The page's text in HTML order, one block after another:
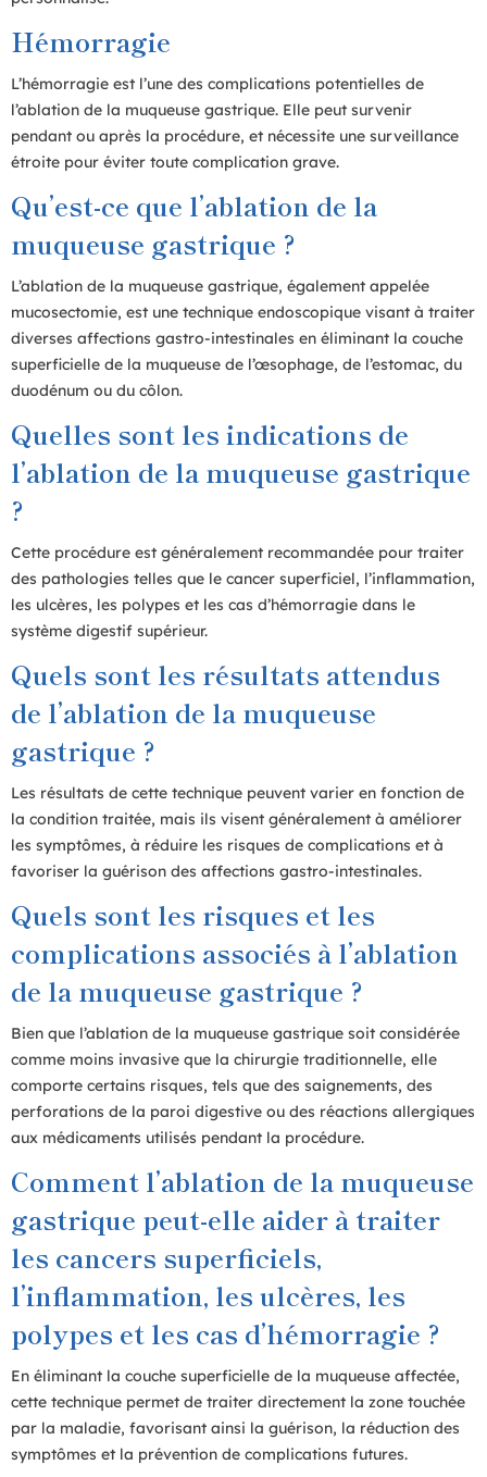
Hémorragie
L’hémorragie est l’une des complications potentielles de
l’ablation de la muqueuse gastrique. Elle peut survenir
pendant ou après la procédure, et nécessite une surveillance
étroite pour éviter toute complication grave.
Qu’est-ce que l’ablation de la
muqueuse gastrique ?
L’ablation de la muqueuse gastrique, également appelée
mucosectomie, est une technique endoscopique visant à traiter
diverses affections gastro-intestinales en éliminant la couche
superficielle de la muqueuse de l’œsophage, de l’estomac, du
duodénum ou du côlon.
Quelles sont les indications de
l’ablation de la muqueuse gastrique
?
Cette procédure est généralement recommandée pour traiter
des pathologies telles que le cancer superficiel, l’inflammation,
les ulcères, les polypes et les cas d’hémorragie dans le
système digestif supérieur.
Quels sont les résultats attendus
de l’ablation de la muqueuse
gastrique ?
Les résultats de cette technique peuvent varier en fonction de
la condition traitée, mais ils visent généralement à améliorer
les symptômes, à réduire les risques de complications et à
favoriser la guérison des affections gastro-intestinales.
Quels sont les risques et les
complications associés à l’ablation
de la muqueuse gastrique ?
Bien que l’ablation de la muqueuse gastrique soit considérée
comme moins invasive que la chirurgie traditionnelle, elle
comporte certains risques, tels que des saignements, des
perforations de la paroi digestive ou des réactions allergiques
aux médicaments utilisés pendant la procédure.
Comment l’ablation de la muqueuse
gastrique peut-elle aider à traiter
les cancers superficiels,
l’inflammation, les ulcères, les
polypes et les cas d’hémorragie ?
En éliminant la couche superficielle de la muqueuse affectée,
cette technique permet de traiter directement la zone touchée
par la maladie, favorisant ainsi la guérison, la réduction des
symptômes et la prévention de complications futures.